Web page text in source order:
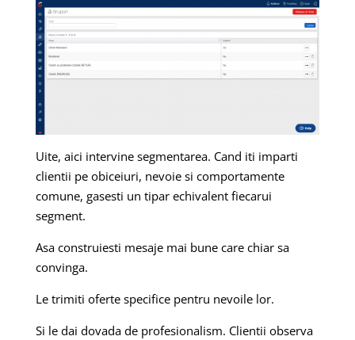
Uite, aici intervine segmentarea. Cand iti imparti
clientii pe obiceiuri, nevoie si comportamente
comune, gasesti un tipar echivalent fiecarui
segment.
Asa construiesti mesaje mai bune care chiar sa
convinga.
Le trimiti oferte specifice pentru nevoile lor.
Si le dai dovada de profesionalism. Clientii observa